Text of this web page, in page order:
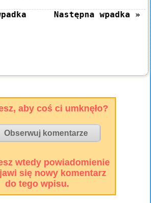
Następna wpadka »
aby coś ci umknęło?
wtedy powiadomienie
się nowy komentarz
do tego wpisu.